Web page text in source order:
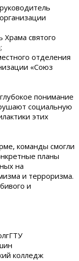
Храма святого
отделения
«Союз
понимание
социальную
этих
команды смогли
планы
на
и терроризма.
и
колледж